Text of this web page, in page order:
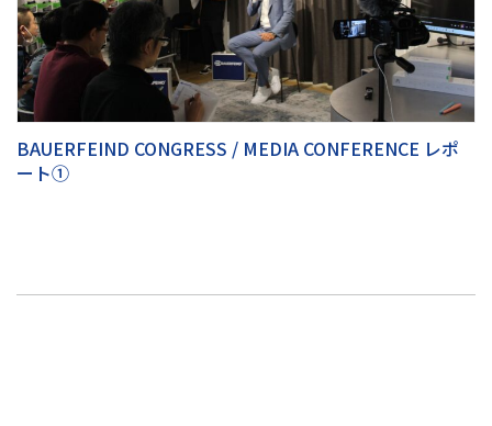
BAUERFEIND CONGRESS / MEDIA CONFERENCE レポ
ート①